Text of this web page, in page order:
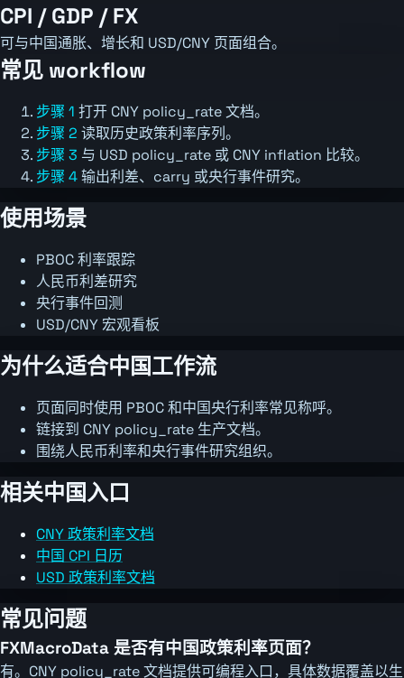
CPI / GDP / FX
可与中国通胀、增长和 USD/CNY 页面组合。
常见 workflow
步骤 1 打开 CNY policy_rate 文档。
步骤 2 读取历史政策利率序列。
步骤 3 与 USD policy_rate 或 CNY inflation 比较。
步骤 4输出利差、carry 或央行事件研究。
使用场景
PBOC 利率跟踪
人民币利差研究
央行事件回测
USD/CNY 宏观看板
为什么适合中国工作流
页面同时使用 PBOC 和中国央行利率常见称呼。
链接到 CNY policy_rate 生产文档。
围绕人民币利率和央行事件研究组织。
相关中国入口
CNY 政策利率文档
中国 CPI 日历
USD 政策利率文档
常见问题
FXMacroData 是否有中国政策利率页面？
有。CNY policy_rate 文档提供可编程入口，具体数据覆盖以生